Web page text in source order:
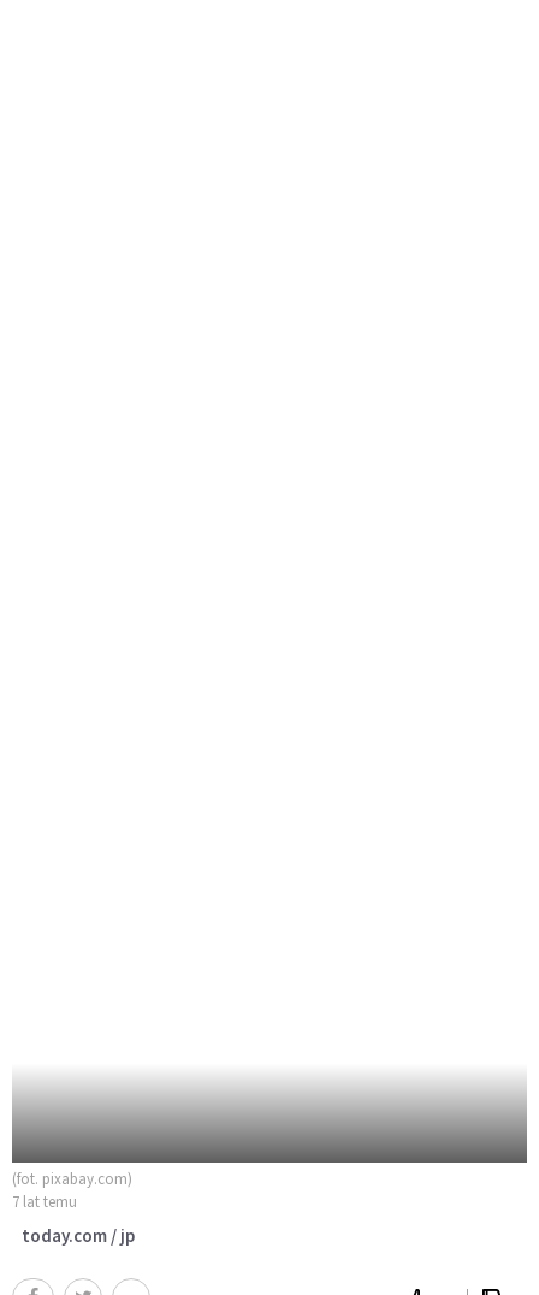
(fot. pixabay.com)
7 lat temu
today.com / jp